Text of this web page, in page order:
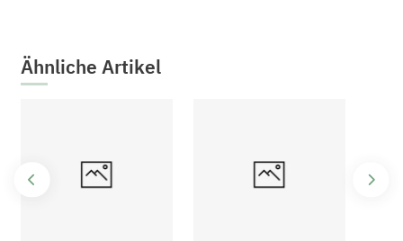
Ähnliche Artikel